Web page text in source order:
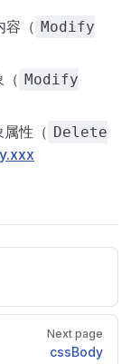
容（ Modify
Modify
性（ Delete
Next page
cssBody